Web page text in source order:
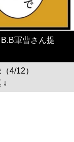
軍曹さん提
4/12）
↓